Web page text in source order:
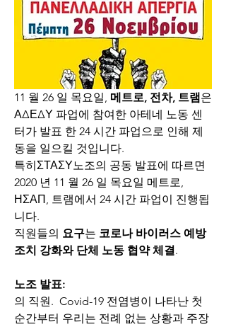
11 월 26 일 목요일, 메트로, 전차, 트램은
ΑΔΕΔΥ 파업에 참여한 아테네 노동 센
터가 발표 한 24 시간 파업으로 인해 제
동을 일으킬 것입니다.
특히ΣΤΑΣΥ노조의 공동 발표에 따르면
2020 년 11 월 26 일 목요일 메트로,
ΗΣΑΠ, 트램에서 24 시간 파업이 진행됩
니다.
직원들의 요구는 코로나 바이러스 예방
조치 강화와 단체 노동 협약 체결.
노조 발표:
의 직원.  Covid-19 전염병이 나타난 첫
순간부터 우리는 전례 없는 상황과 주장